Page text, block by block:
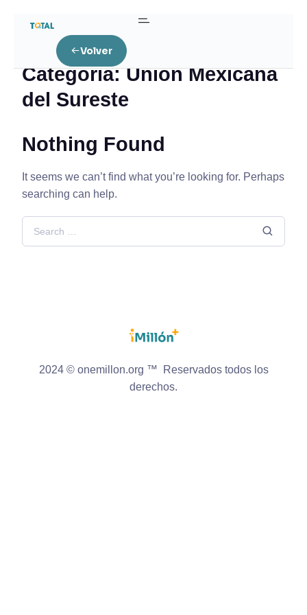
Volver
Home Unión Mexicana del Sureste
Categoría:Unión Mexicana
del Sureste
Nothing Found
It seems we can’t find what you’re looking for. Perhaps
searching can help.
2024 © onemillon.org ™ Reservados todos los
derechos.